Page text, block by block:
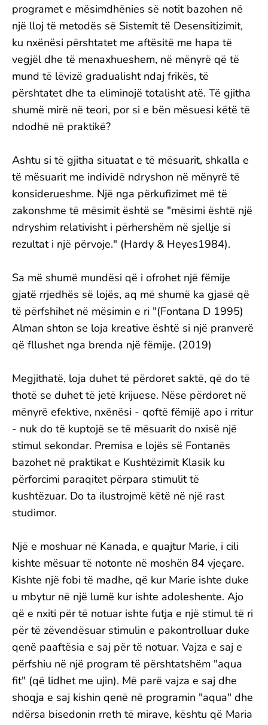
programet e mësimdhënies së notit bazohen në
një lloj të metodës së Sistemit të Desensitizimit,
ku nxënësi përshtatet me aftësitë me hapa të
vegjël dhe të menaxhueshem, në mënyrë që të
mund të lëvizë gradualisht ndaj frikës, të
përshtatet dhe ta eliminojë totalisht atë. Të gjitha
shumë mirë në teori, por si e bën mësuesi këtë të
ndodhë në praktikë?
Ashtu si të gjitha situatat e të mësuarit, shkalla e
të mësuarit me individë ndryshon në mënyrë të
konsiderueshme. Një nga përkufizimet më të
zakonshme të mësimit është se "mësimi është një
ndryshim relativisht i përhershëm në sjellje si
rezultat i një përvoje." (Hardy & Heyes1984).
Sa më shumë mundësi që i ofrohet një fëmije
gjatë rrjedhës së lojës, aq më shumë ka gjasë që
të përfshihet në mësimin e ri "(Fontana D 1995)
Alman shton se loja kreative është si një pranverë
që fllushet nga brenda një fëmije. (2019)
Megjithatë, loja duhet të përdoret saktë, që do të
thotë se duhet të jetë krijuese. Nëse përdoret në
mënyrë efektive, nxënësi - qoftë fëmijë apo i rritur
- nuk do të kuptojë se të mësuarit do nxisë një
stimul sekondar. Premisa e lojës së Fontanës
bazohet në praktikat e Kushtëzimit Klasik ku
përforcimi paraqitet përpara stimulit të
kushtëzuar. Do ta ilustrojmë këtë në një rast
studimor.
Një e moshuar në Kanada, e quajtur Marie, i cili
kishte mësuar të notonte në moshën 84 vjeçare.
Kishte një fobi të madhe, që kur Marie ishte duke
u mbytur në një lumë kur ishte adoleshente. Ajo
që e nxiti për të notuar ishte futja e një stimul të ri
për të zëvendësuar stimulin e pakontrolluar duke
qenë paaftësia e saj për të notuar. Vajza e saj e
përfshiu në një program të përshtatshëm "aqua
fit" (që lidhet me ujin). Më parë vajza e saj dhe
shoqja e saj kishin qenë në programin "aqua" dhe
ndërsa bisedonin rreth të mirave, kështu që Maria